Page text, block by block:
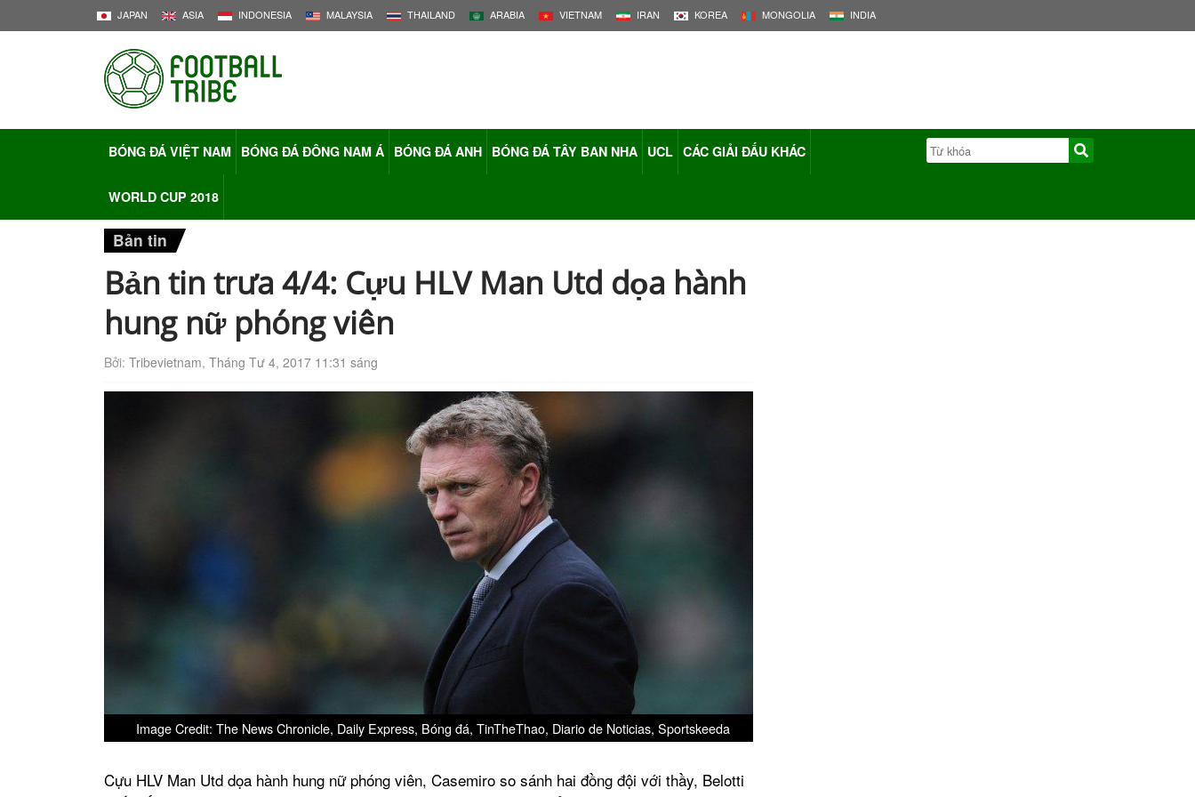
JAPAN ASIA INDONESIA MALAYSIA THAILAND ARABIA VIETNAM IRAN KOREA MONGOLIA INDIA
BÓNG ĐÁ VIỆT NAM BÓNG ĐÁ ĐÔNG NAM Á BÓNG ĐÁ ANH BÓNG ĐÁ TÂY BAN NHA UCL CÁC GIẢI ĐẤU KHÁC
WORLD CUP 2018
Bản tin
Bản tin trưa 4/4: Cựu HLV Man Utd dọa hành
hung nữ phóng viên
Bởi: Tribevietnam, Tháng Tư 4, 2017 11:31 sáng
Image Credit: The News Chronicle, Daily Express, Bóng đá, TinTheThao, Diario de Noticias, Sportskeeda
Cựu HLV Man Utd dọa hành hung nữ phóng viên, Casemiro so sánh hai đồng đội với thầy, Belotti